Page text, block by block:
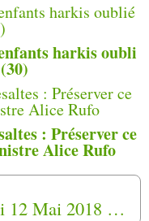
harkis oubli
: Préserver ce
Alice Rufo
Conférence débat le samedi 12 Mai 2018 à Talence (33)